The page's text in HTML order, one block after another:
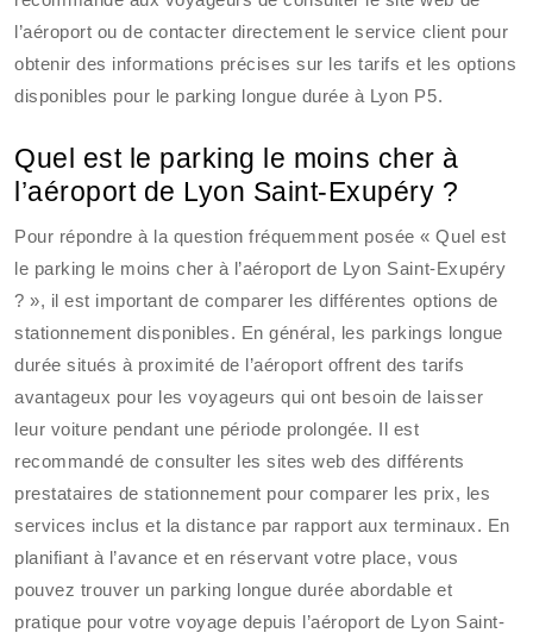
l’aéroport ou de contacter directement le service client pour
obtenir des informations précises sur les tarifs et les options
disponibles pour le parking longue durée à Lyon P5.
Quel est le parking le moins cher à
l’aéroport de Lyon Saint-Exupéry ?
Pour répondre à la question fréquemment posée « Quel est
le parking le moins cher à l’aéroport de Lyon Saint-Exupéry
? », il est important de comparer les différentes options de
stationnement disponibles. En général, les parkings longue
durée situés à proximité de l’aéroport offrent des tarifs
avantageux pour les voyageurs qui ont besoin de laisser
leur voiture pendant une période prolongée. Il est
recommandé de consulter les sites web des différents
prestataires de stationnement pour comparer les prix, les
services inclus et la distance par rapport aux terminaux. En
planifiant à l’avance et en réservant votre place, vous
pouvez trouver un parking longue durée abordable et
pratique pour votre voyage depuis l’aéroport de Lyon Saint-